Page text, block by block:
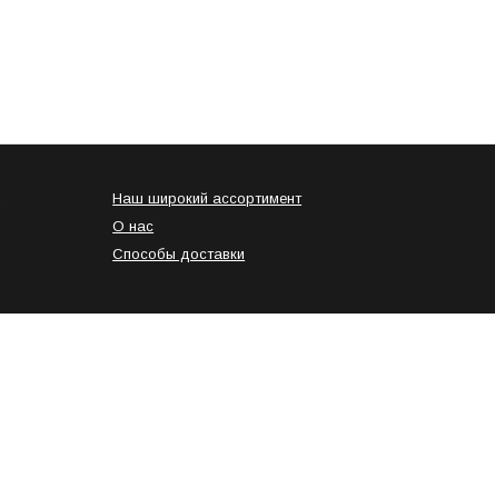
Наш широкий ассортимент
О нас
Способы доставки